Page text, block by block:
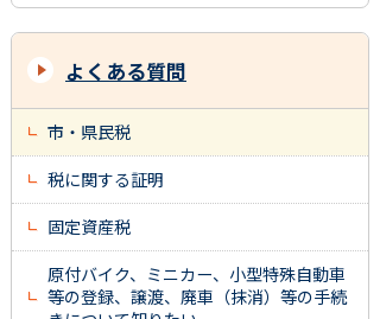
よくある質問
市・県民税
税に関する証明
固定資産税
原付バイク、ミニカー、小型特殊自動車
等の登録、譲渡、廃車（抹消）等の手続